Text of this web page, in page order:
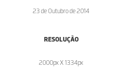
23 de Outubro de 2014
RESOLUÇÃO
2000px X 1334px